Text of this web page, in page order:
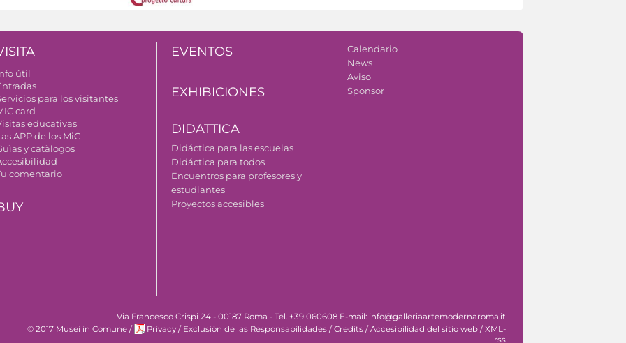
útil
para los visitantes
card
educativas
APP de los MiC
y catàlogos
comentario
EVENTOS
EXHIBICIONES
DIDATTICA
Didáctica para las escuelas
Didáctica para todos
Encuentros para profesores y
estudiantes
Proyectos accesibles
Calendario
News
Aviso
Sponsor
Via Francesco Crispi 24 - 00187 Roma - Tel. +39 060608 E-mail: info@galleriaartemodernaroma.it
© 2017 Musei in Comune / Privacy / Exclusiòn de las Responsabilidades / Credits / Accesibilidad del sitio web / XML-
rss